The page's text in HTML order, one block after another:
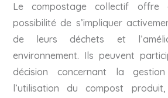
Le compostage collectif offre
possibilité de s’impliquer
de leurs déchets et
environnement. Ils peuvent
décision concernant la
l’utilisation du compost